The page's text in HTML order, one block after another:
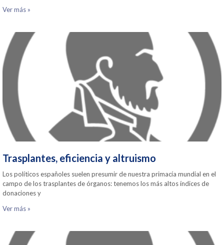
Ver más »
Trasplantes, eficiencia y altruismo
Los políticos españoles suelen presumir de nuestra primacía mundial en el
campo de los trasplantes de órganos: tenemos los más altos índices de
donaciones y
Ver más »